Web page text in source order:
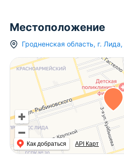
Местоположение
Гродненская область, г. Лида,
Как добраться API Карт